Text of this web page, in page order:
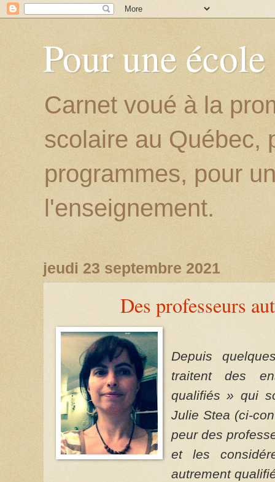
Pour une
Carnet voué à la
scolaire au Québec,
programmes, pour
l'enseignement.
jeudi 23 septembre 2021
Des professeurs
Depuis
traitent des
qualifiés » qui
Julie Stea (ci-
peur des
et les
autrement